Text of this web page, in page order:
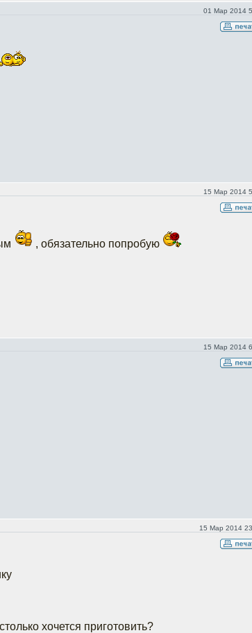
01 Мар 2014
15 Мар 2014
, обязательно попробую
15 Мар 2014
15 Мар 2014
хочется приготовить?